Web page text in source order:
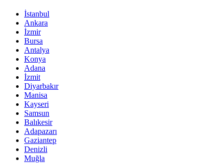
İstanbul
Ankara
İzmir
Bursa
Antalya
Konya
Adana
İzmit
Diyarbakır
Manisa
Kayseri
Samsun
Balıkesir
Adapazarı
Gaziantep
Denizli
Muğla